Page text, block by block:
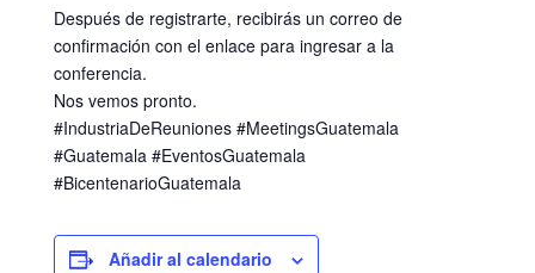
Después de registrarte, recibirás un correo de
confirmación con el enlace para ingresar a la
conferencia.
Nos vemos pronto.
#IndustriaDeReuniones #MeetingsGuatemala
#Guatemala #EventosGuatemala
#BicentenarioGuatemala
Añadir al calendario